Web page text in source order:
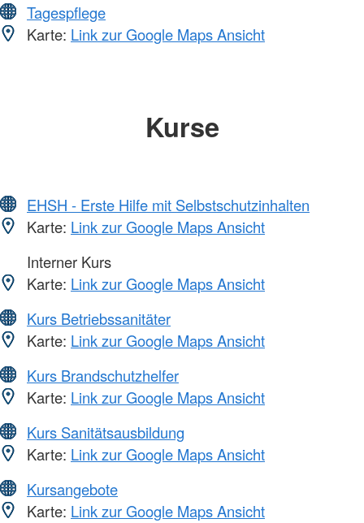
Tagespflege
Karte: Link zur Google Maps Ansicht
Kurse
EHSH - Erste Hilfe mit Selbstschutzinhalten
Karte: Link zur Google Maps Ansicht
Interner Kurs
Karte: Link zur Google Maps Ansicht
Kurs Betriebssanitäter
Karte: Link zur Google Maps Ansicht
Kurs Brandschutzhelfer
Karte: Link zur Google Maps Ansicht
Kurs Sanitätsausbildung
Karte: Link zur Google Maps Ansicht
Kursangebote
Karte: Link zur Google Maps Ansicht